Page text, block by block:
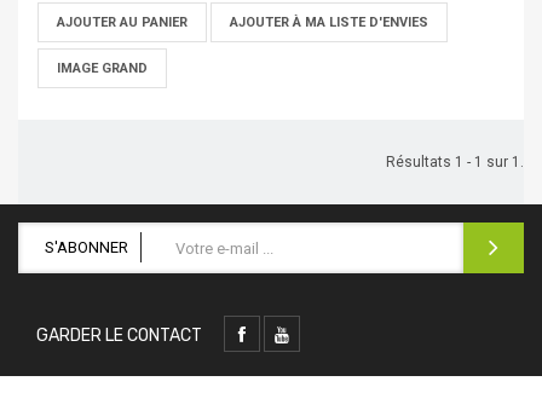
AJOUTER AU PANIER AJOUTER À MA LISTE D'ENVIES
IMAGE GRAND
Résultats 1 - 1 sur 1.
S'ABONNER
GARDER LE CONTACT